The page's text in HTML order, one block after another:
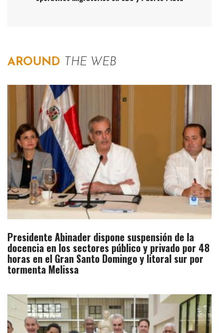
AROUND THE WEB
Presidente Abinader dispone suspensión de la
docencia en los sectores público y privado por 48
horas en el Gran Santo Domingo y litoral sur por
tormenta Melissa